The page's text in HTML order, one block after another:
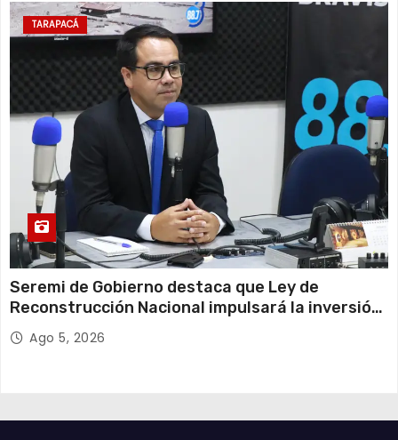
TARAPACÁ
Seremi de Gobierno destaca que Ley de
Reconstrucción Nacional impulsará la inversión
y el empleo en Tarapacá
Ago 5, 2026